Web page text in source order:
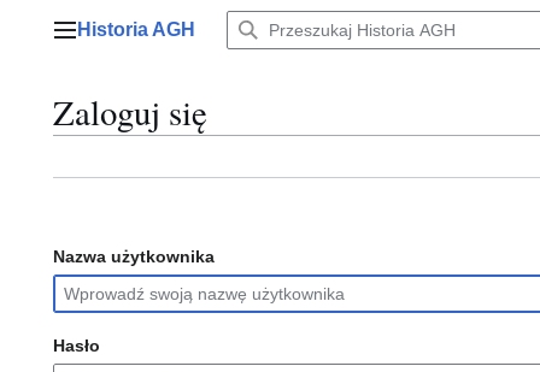
Menu główne
Historia AGH
Zaloguj się
Nazwa użytkownika
Hasło